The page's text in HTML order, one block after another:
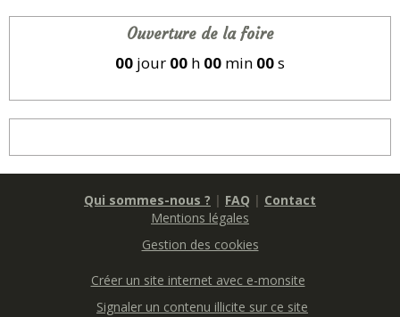
Ouverture de la foire
00 jour 00 h 00 min 00s
Qui sommes-nous ? | FAQ | Contact
Mentions légales
Gestion des cookies
Créer un site internet avec e-monsite
Signaler un contenu illicite sur ce site